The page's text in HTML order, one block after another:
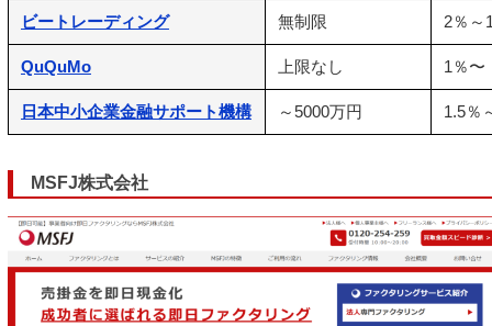
ビートレーディング 無制限 2％～
QuQuMo 上限なし 1％〜
日本中小企業金融サポート機構 ～5000万円 1.5％
MSFJ株式会社